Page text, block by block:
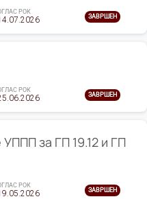
РОК
ЗАВРШЕН
РОК
ЗАВРШЕН
за ГП 19.12 и ГП
РОК
ЗАВРШЕН